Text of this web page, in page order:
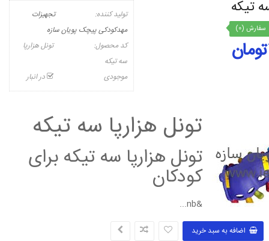
تیکه
سفارش (0)
تولید کننده:
تجهیزات
مهدکودکی پیچک پویان سازه
کد محصول:
تونل هزارپا
سه تیکه
موجودی
در انبار
تونل هزارپا سه تیکه
تونل هزارپا سه تیکه برای
کودکان
&nb...